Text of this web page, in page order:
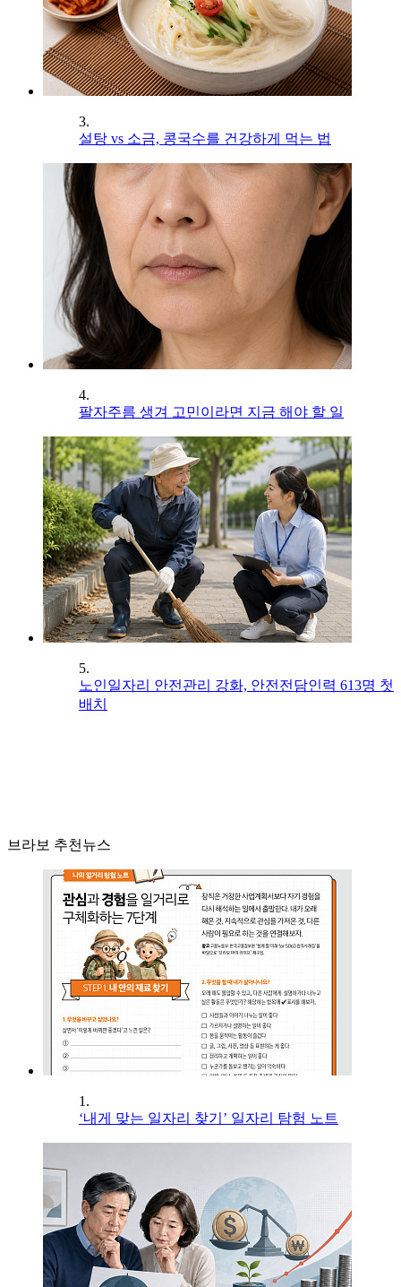
3.
설탕 vs 소금, 콩국수를 건강하게 먹는 법
4.
팔자주름 생겨 고민이라면 지금 해야 할 일
5.
노인일자리 안전관리 강화, 안전전담인력 613명 첫
배치
브라보 추천뉴스
1.
‘내게 맞는 일자리 찾기’ 일자리 탐험 노트